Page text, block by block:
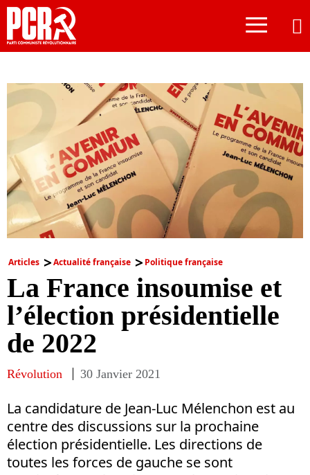
≡
Articles Actualité française Politique française
La France insoumise et
l’élection présidentielle
de 2022
Révolution 30 Janvier 2021
La candidature de Jean-Luc Mélenchon est au
centre des discussions sur la prochaine
élection présidentielle. Les directions de
toutes les forces de gauche se sont